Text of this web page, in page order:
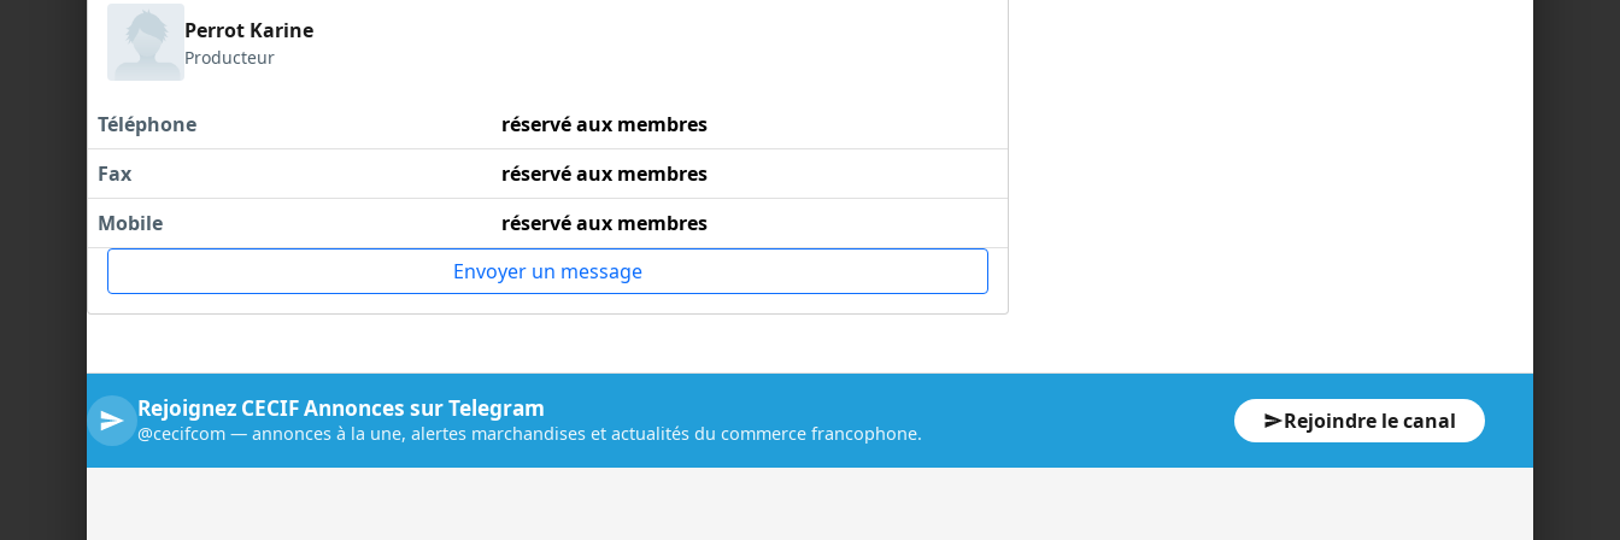
Perrot Karine
Producteur
Téléphone
réservé aux membres
Fax
réservé aux membres
Mobile
réservé aux membres
Envoyer un message
Rejoignez CECIF Annonces sur Telegram
@cecifcom — annonces à la une, alertes marchandises et actualités du commerce francophone. Rejoindre le canal